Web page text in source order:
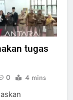
tugas
0 4 mins